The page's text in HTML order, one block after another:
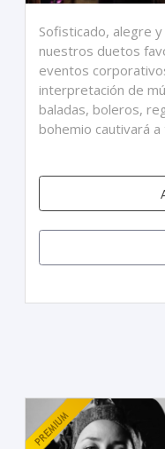
Sofisticado, alegre
nuestros duetos
eventos
interpretación de
baladas, boleros,
bohemio cautivará